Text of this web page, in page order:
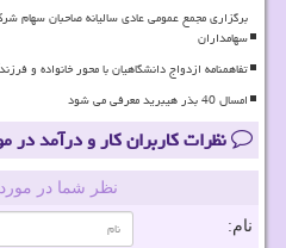
برگزاری مجمع عمومی عادی سالیانه صاحبان سهام
سهامداران
تفاهمنامه ازدواج دانشگاهیان با محور خانواده و
امسال 40 بذر هیبرید معرفی می شود
نظرات کاربران کار و درآمد در
نظر شما در
نام: